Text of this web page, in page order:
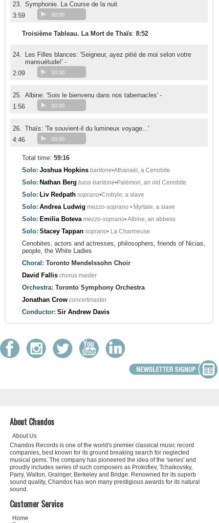
23. Symphonie. La Course de la nuit
3:59
00:00
Troisième Tableau. La Mort de Thaïs: 8:52
24.
Les Filles blances: 'Seigneur, ayez pitié de moi selon votre
mansuétude!' -
2:09
00:00
25. Albine: 'Sois le bienvenu dans nos tabernacles' -
1:56
00:00
26. Thaïs: 'Te souvient-il du lumineux voyage...'
4:46
00:00
Total time: 59:16
Solo: Joshua Hopkins baritone•Athanaël, a Cenobite
Solo: Nathan Berg bass-baritone•Palémon, an old Cenobite
Solo: Liv Redpath soprano•Crobyle, a slave
Solo: Andrea Ludwig mezzo-soprano • Myrtale, a slave
Solo: Emilia Boteva mezzo-soprano• Albine, an abbess
Solo: Stacey Tappan soprano• La Charmeuse
Cenobites, actors and actresses, philosophers, friends of Nicias,
people, the White Ladies
Choral: Toronto Mendelssohn Choir
David Fallis chorus master
Orchestra: Toronto Symphony Orchestra
Jonathan Crow concertmaster
Conductor: Sir Andrew Davis
About Chandos
About Us
Chandos Records is one of the world's premier classical music record
companies, best known for its ground breaking search for neglected
musical gems. The company has pioneered the idea of the 'series' and
proudly includes series of such composers as Prokofiev, Tchaikovsky,
Parry, Walton, Grainger, Berkeley and Bridge. Renowned for its superb
sound quality, Chandos has won many prestigious awards for its natural
sound.
Customer Service
Home